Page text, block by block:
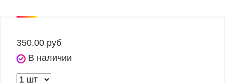
350.00 руб
В наличии